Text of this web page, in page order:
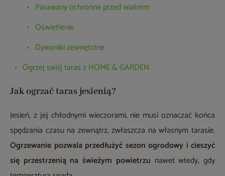
Parawany ochronne przed wiatrem
Oświetlenie
Dywaniki zewnętrzne
Ogrzej swój taras z HOME & GARDEN
Jak ogrzać taras jesienią?
Jesień, z jej chłodnymi wieczorami, nie musi oznaczać końca
spędzania czasu na zewnątrz, zwłaszcza na własnym tarasie.
Ogrzewanie pozwala przedłużyć sezon ogrodowy i cieszyć
się przestrzenią na świeżym powietrzu nawet wtedy, gdy